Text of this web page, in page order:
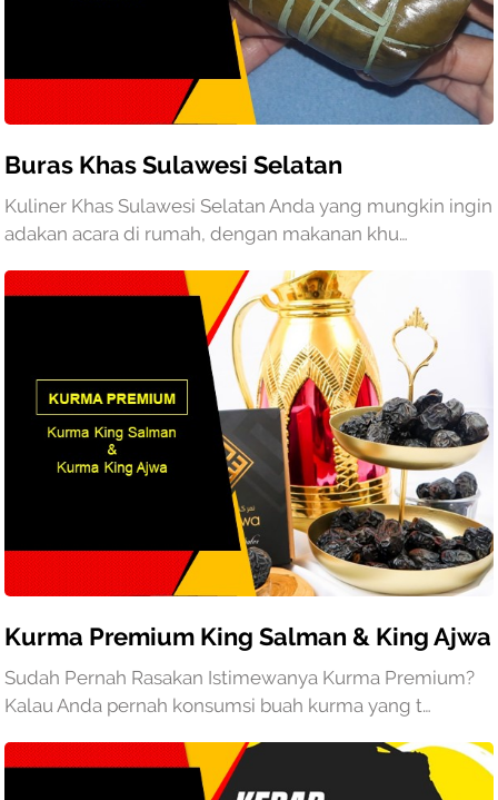
Buras Khas Sulawesi Selatan
Kuliner Khas Sulawesi Selatan Anda yang mungkin ingin
adakan acara di rumah, dengan makanan khu…
Kurma Premium King Salman & King Ajwa
Sudah Pernah Rasakan Istimewanya Kurma Premium?
Kalau Anda pernah konsumsi buah kurma yang t…